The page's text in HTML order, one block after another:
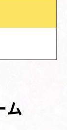
ム